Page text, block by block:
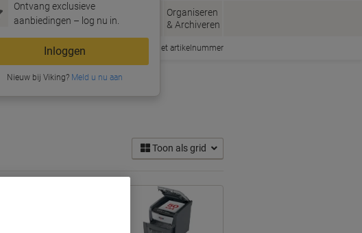
Ontvang exclusieve
aanbiedingen – log nu in.
Inloggen
Nieuw bij Viking?Meld u nu aan
Papier, Enveloppen
& Verpakken
Kantoorartikelen
Organiseren
& Archiveren
Snel bestellen met artikelnummer
Papierversnipperaars
Toon als grid